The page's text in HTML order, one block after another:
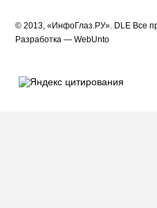
© 2013, «ИнфоГлаз.РУ». DLE Все
Разработка —WebUnto